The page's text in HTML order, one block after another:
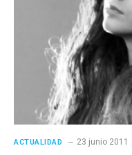
ACTUALIDAD 23 junio 2011